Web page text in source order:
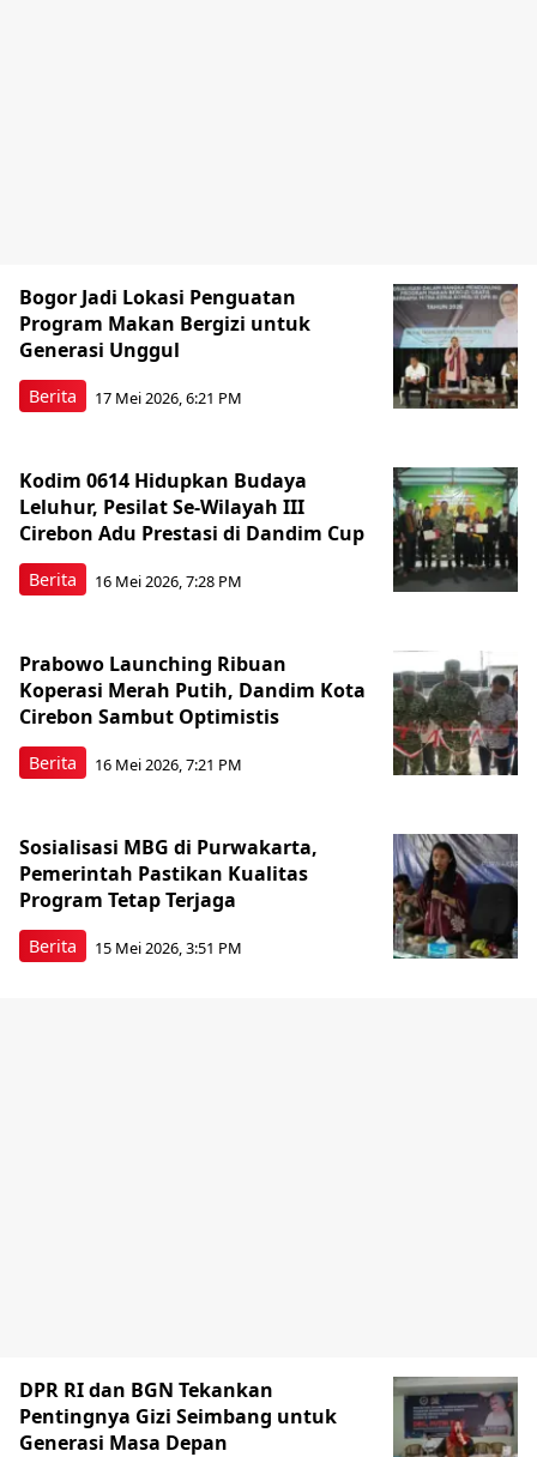
Berita
Bogor Jadi Lokasi Penguatan
Program Makan Bergizi untuk
Generasi Unggul
17 Mei 2026, 6:21 PM
Berita
Kodim 0614 Hidupkan Budaya
Leluhur, Pesilat Se-Wilayah III
Cirebon Adu Prestasi di Dandim Cup
16 Mei 2026, 7:28 PM
Berita
Prabowo Launching Ribuan
Koperasi Merah Putih, Dandim Kota
Cirebon Sambut Optimistis
16 Mei 2026, 7:21 PM
Berita
Sosialisasi MBG di Purwakarta,
Pemerintah Pastikan Kualitas
Program Tetap Terjaga
15 Mei 2026, 3:51 PM
DPR RI dan BGN Tekankan
Pentingnya Gizi Seimbang untuk
Generasi Masa Depan